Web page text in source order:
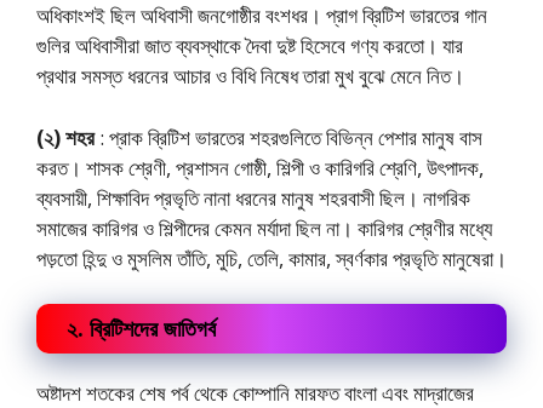
অধিকাংশই ছিল অধিবাসী জনগোষ্ঠীর বংশধর। প্রাগ ব্রিটিশ ভারতের গান
গুলির অধিবাসীরা জাত ব্যবস্থাকে দৈবা দুষ্ট হিসেবে গণ্য করতো। যার
প্রথার সমস্ত ধরনের আচার ও বিধি নিষেধ তারা মুখ বুঝে মেনে নিত।
(২) শহর: প্রাক ব্রিটিশ ভারতের শহরগুলিতে বিভিন্ন পেশার মানুষ বাস
করত। শাসক শ্রেণী, প্রশাসন গোষ্ঠী, শিল্পী ও কারিগরি শ্রেণি, উৎপাদক,
ব্যবসায়ী, শিক্ষাবিদ প্রভৃতি নানা ধরনের মানুষ শহরবাসী ছিল। নাগরিক
সমাজের কারিগর ও শিল্পীদের কেমন মর্যাদা ছিল না। কারিগর শ্রেণীর মধ্যে
পড়তো হিন্দু ও মুসলিম তাঁতি, মুচি, তেলি, কামার, স্বর্ণকার প্রভৃতি মানুষেরা।
২. ব্রিটিশদের জাতিগর্ব
অষ্টাদশ শতকের শেষ পর্ব থেকে কোম্পানি মারফত বাংলা এবং মাদ্রাজের